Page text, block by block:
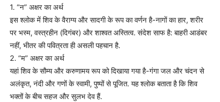
1. “न” अक्षर का अर्थ
इस श्लोक में शिव के वैराग्य और सादगी के रूप का वर्णन है-नागों का हार, शरीर
पर भस्म, वस्त्रहीन (दिगंबर) और शाश्वत अस्तित्व. संदेश साफ है: बाहरी आडंबर
नहीं, भीतर की पवित्रता ही असली पहचान है.
2. “म” अक्षर का अर्थ
यहां शिव के सौम्य और करुणामय रूप को दिखाया गया है-गंगा जल और चंदन से
अलंकृत, नंदी और गणों के स्वामी, पुष्पों से पूजित. यह श्लोक बताता है कि शिव
भक्तों के बीच सहज और सुलभ देव हैं.